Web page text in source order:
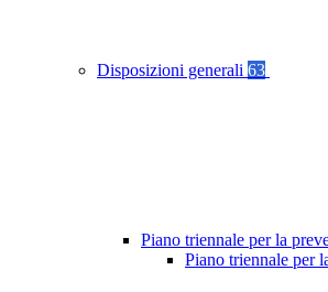
Disposizioni generali 63
Piano triennale per la
Piano triennale per